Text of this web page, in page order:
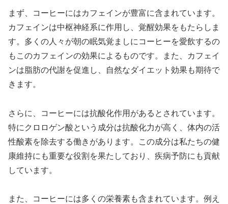
まず、コーヒーにはカフェインが豊富に含まれています。
カフェインは中枢神経系に作用し、覚醒効果をもたらしま
す。多くの人々が朝の眠気覚ましにコーヒーを愛飲するの
もこのカフェインの効果によるものです。また、カフェイ
ンは脂肪の代謝を促進し、自然なダイエット効果も期待で
きます。
さらに、コーヒーには抗酸化作用があるとされています。
特にクロロゲン酸という成分は抗酸化力が高く、体内の活
性酸素を除去する働きがあります。この成分は私たちの健
康維持にも重要な役割を果たしており、疾病予防にも貢献
しています。
また、コーヒーには多くの栄養素も含まれています。例え